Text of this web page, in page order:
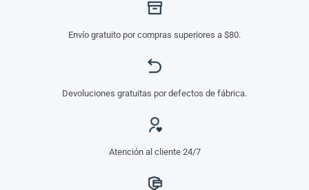
Envío gratuito por compras superiores a $80.
Devoluciones gratuitas por defectos de fábrica.
Atención al cliente 24/7